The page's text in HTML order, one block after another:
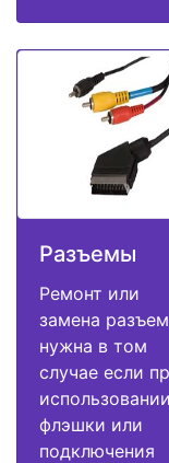
Разъемы
Ремонт или
замена
нужна в том
случае если
использовании
флэшки или
подключения